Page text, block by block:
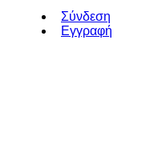
Σύνδεση
Εγγραφή